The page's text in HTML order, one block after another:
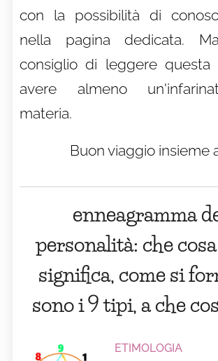
con la possibilità di
nella pagina dedicata.
consiglio di leggere questa
avere almeno
materia.
Buon viaggio insieme
enneagramma
personalità: che
significa, come si
sono i 9 tipi, a che
ETIMOLOGIA